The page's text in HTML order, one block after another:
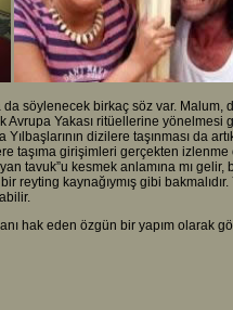
söylenecek birkaç söz var. Malum,
Avrupa Yakası ritüellerine
Yılbaşlarının dizilere taşınması da
taşıma girişimleri gerçekten izlenme
tavuk”u kesmek anlamına mı gelir,
reyting kaynağıymış gibi bakmalıdır.
hak eden özgün bir yapım olarak